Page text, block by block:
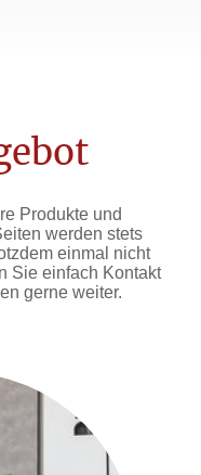
Produkte und
werden stets
einmal nicht
Sie einfach Kontakt
gerne weiter.